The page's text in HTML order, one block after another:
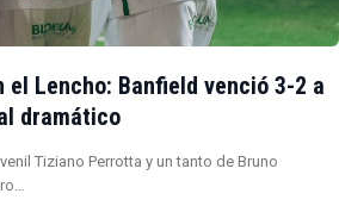
el Lencho: Banfield venció 3-2 a
dramático
Tiziano Perrotta y un tanto de Bruno